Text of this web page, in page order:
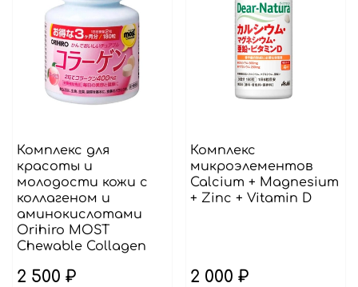
Комплекс для
красоты и
молодости кожи с
коллагеном и
аминокислотами
Orihiro MOST
Chewable Collagen
2 500 ₽
Комплекс
микроэлементов
Calcium + Magnesium
+ Zinc + Vitamin D
2 000 ₽